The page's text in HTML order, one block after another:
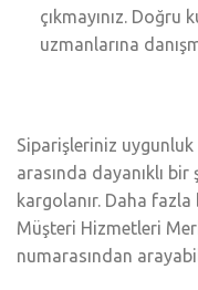
çıkmayınız.
uzmanlarına
Siparişleriniz
arasında dayanıklı
kargolanır. Daha
Müşteri Hizmetleri
numarasından